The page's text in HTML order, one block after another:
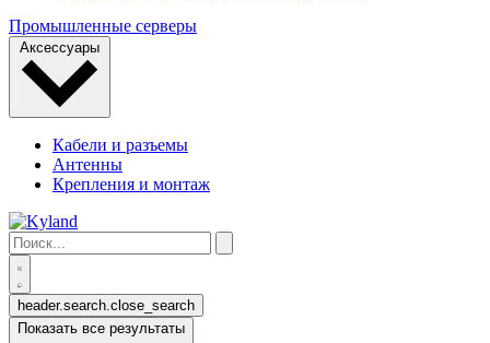
Промышленные серверы
Аксессуары
Кабели и разъемы
Антенны
Крепления и монтаж
header.search.close_search
Показать все результаты